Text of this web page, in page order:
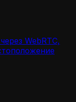
WebRTC,